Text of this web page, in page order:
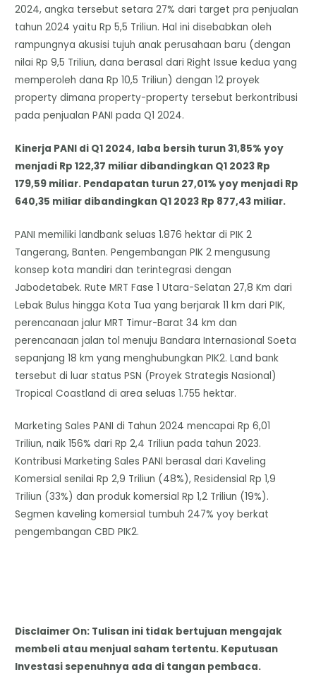
2024, angka tersebut setara 27% dari target pra penjualan
tahun 2024 yaitu Rp 5,5 Triliun. Hal ini disebabkan oleh
rampungnya akusisi tujuh anak perusahaan baru (dengan
nilai Rp 9,5 Triliun, dana berasal dari Right Issue kedua yang
memperoleh dana Rp 10,5 Triliun) dengan 12 proyek
property dimana property-property tersebut berkontribusi
pada penjualan PANI pada Q1 2024.
Kinerja PANI di Q1 2024, laba bersih turun 31,85% yoy
menjadi Rp 122,37 miliar dibandingkan Q1 2023 Rp
179,59 miliar. Pendapatan turun 27,01% yoy menjadi Rp
640,35 miliar dibandingkan Q1 2023 Rp 877,43 miliar.
PANI memiliki landbank seluas 1.876 hektar di PIK 2
Tangerang, Banten. Pengembangan PIK 2 mengusung
konsep kota mandiri dan terintegrasi dengan
Jabodetabek. Rute MRT Fase 1 Utara-Selatan 27,8 Km dari
Lebak Bulus hingga Kota Tua yang berjarak 11 km dari PIK,
perencanaan jalur MRT Timur-Barat 34 km dan
perencanaan jalan tol menuju Bandara Internasional Soeta
sepanjang 18 km yang menghubungkan PIK2. Land bank
tersebut di luar status PSN (Proyek Strategis Nasional)
Tropical Coastland di area seluas 1.755 hektar.
Marketing Sales PANI di Tahun 2024 mencapai Rp 6,01
Triliun, naik 156% dari Rp 2,4 Triliun pada tahun 2023.
Kontribusi Marketing Sales PANI berasal dari Kaveling
Komersial senilai Rp 2,9 Triliun (48%), Residensial Rp 1,9
Triliun (33%) dan produk komersial Rp 1,2 Triliun (19%).
Segmen kaveling komersial tumbuh 247% yoy berkat
pengembangan CBD PIK2.
Disclaimer On: Tulisan ini tidak bertujuan mengajak
membeli atau menjual saham tertentu. Keputusan
Investasi sepenuhnya ada di tangan pembaca.